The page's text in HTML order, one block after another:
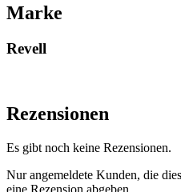
Marke
Revell
Rezensionen
Es gibt noch keine Rezensionen.
Nur angemeldete Kunden, die
eine Rezension abgeben.